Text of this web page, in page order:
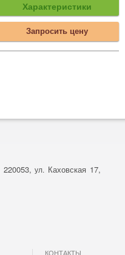
Характеристики
Запросить цену
220053, ул. Каховская 17,
КОНТАКТЫ